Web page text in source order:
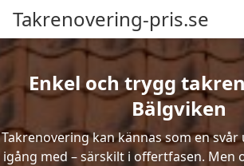
Takrenovering-pris.se
Enkel och trygg
Bälgviken
Takrenovering kan kännas som en
igång med – särskilt i offertfasen. Men